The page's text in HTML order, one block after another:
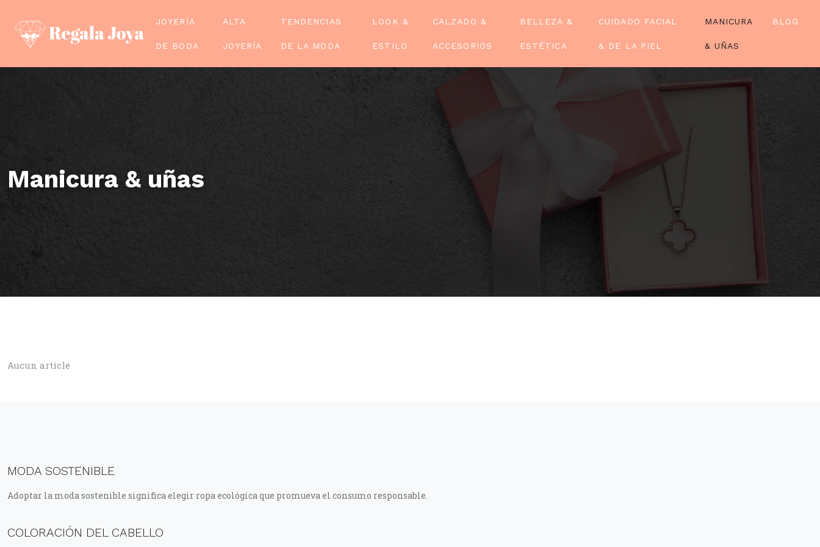
JOYERÍA
DE BODA
ALTA
JOYERÍA
TENDENCIAS
DE LA MODA
LOOK &
ESTILO
CALZADO &
ACCESORIOS
BELLEZA &
ESTÉTICA
CUIDADO FACIAL
& DE LA PIEL
MANICURA
& UÑAS
BLOG
Manicura & uñas
Aucun article
MODA SOSTENIBLE
Adoptar la moda sostenible significa elegir ropa ecológica que promueva el consumo responsable.
COLORACIÓN DEL CABELLO